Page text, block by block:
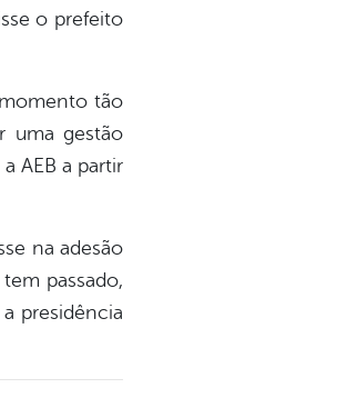
o prefeito
tão
uma gestão
AEB a partir
na adesão
passado,
presidência